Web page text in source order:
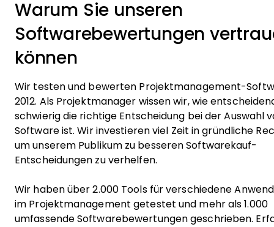
Warum Sie unseren
Softwarebewertungen
können
Wir testen und bewerten Projektmanagement-
2012. Als Projektmanager wissen wir, wie
schwierig die richtige Entscheidung bei der Auswahl
Software ist. Wir investieren viel Zeit in gründliche
um unserem Publikum zu besseren Softwarekauf-
Entscheidungen zu verhelfen.
Wir haben über 2.000 Tools für verschiedene
im Projektmanagement getestet und mehr als 1.000
umfassende Softwarebewertungen geschrieben.